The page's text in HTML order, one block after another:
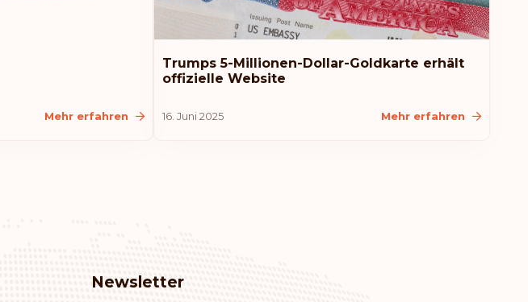
Mehr erfahren
Trumps 5-Millionen-Dollar-Goldkarte erhält
offizielle Website
16. Juni 2025 Mehr erfahren
Newsletter